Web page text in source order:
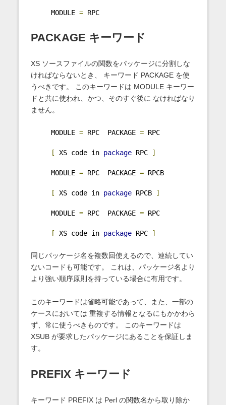
MODULE = RPC
PACKAGE キーワード
XS ソースファイルの関数をパッケージに分割しな
ければならないとき、 キーワード PACKAGE を使
うべきです。 このキーワードは MODULE キーワー
ドと共に使われ、かつ、そのすぐ後に なければなり
ません。
MODULE = RPC  PACKAGE = RPC
[ XS code in package RPC ]
MODULE = RPC  PACKAGE = RPCB
[ XS code in package RPCB ]
MODULE = RPC  PACKAGE = RPC
[ XS code in package RPC ]
同じパッケージ名を複数回使えるので、連続してい
ないコードも可能です。 これは、パッケージ名より
より強い順序原則を持っている場合に有用です。
このキーワードは省略可能であって、また、一部の
ケースにおいては 重複する情報となるにもかかわら
ず、常に使うべきものです。 このキーワードは
XSUB が要求したパッケージにあることを保証しま
す。
PREFIX キーワード
キーワード PREFIX は Perl の関数名から取り除か